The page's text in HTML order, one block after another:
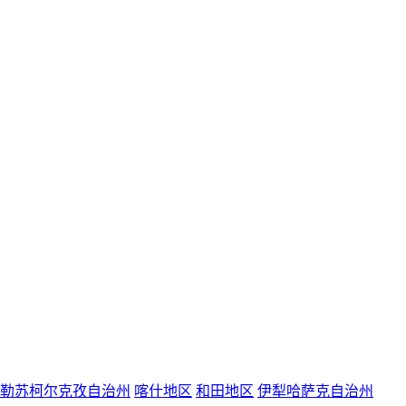
苏柯尔克孜自治州 喀什地区 和田地区 伊犁哈萨克自治州